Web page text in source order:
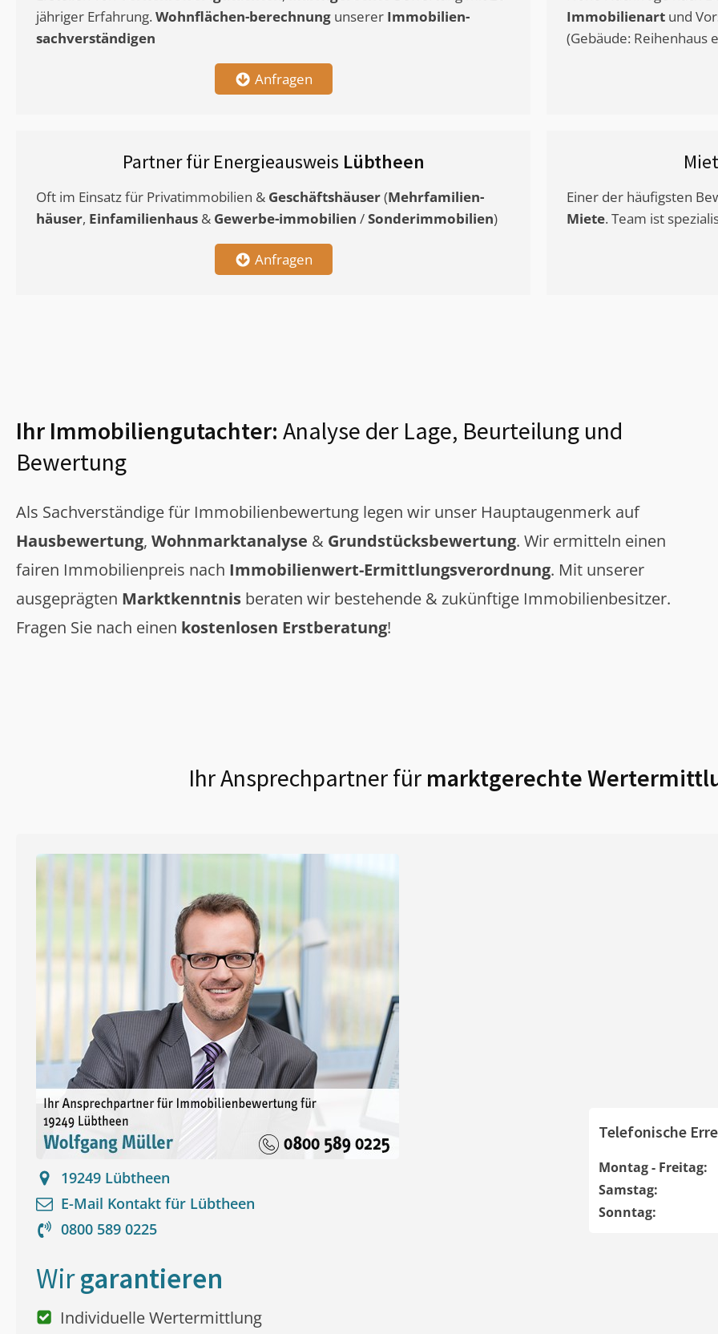
jähriger Erfahrung. Wohnflächen-berechnung unserer Immobilien-
sachverständigen
Anfragen
Immobilienart und
(Gebäude: Reihenhaus
Partner für Energieausweis Lübtheen
Oft im Einsatz für Privatimmobilien & Geschäftshäuser(Mehrfamilien-
häuser, Einfamilienhaus & Gewerbe-immobilien /Sonderimmobilien)
Anfragen
Einer der häufigsten
Miete. Team ist
Ihr Immobiliengutachter: Analyse der Lage, Beurteilung und
Bewertung
Als Sachverständige für Immobilienbewertung legen wir unser Hauptaugenmerk auf
Hausbewertung, Wohnmarktanalyse & Grundstücksbewertung. Wir ermitteln einen
fairen Immobilienpreis nach Immobilienwert-Ermittlungsverordnung. Mit unserer
ausgeprägten Marktkenntnis beraten wir bestehende & zukünftige Immobilienbesitzer.
Fragen Sie nach einen kostenlosen Erstberatung!
Ihr Ansprechpartner für marktgerechte
19249 Lübtheen
E-Mail Kontakt für Lübtheen
0800 589 0225
Telefonische
Montag - Freitag:
Samstag:
Sonntag:
Wirgarantieren
Individuelle Wertermittlung